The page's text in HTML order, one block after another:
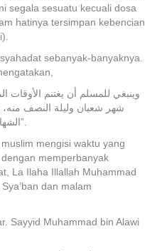
segala sesuatu kecuali dosa
hatinya tersimpan kebencian
sebanyak-banyaknya.
وينبغي للمسلم أن يغتنم الأوقات
شهر شعبان وليلة النصف منه،
الشهادة “لا إله إلا الله محمد رسول الله”.
mengisi waktu yang
memperbanyak
La Ilaha Illallah Muhammad
dan malam
Sayyid Muhammad bin Alawi